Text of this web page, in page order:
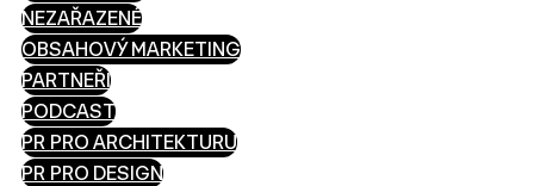
NEZAŘAZENÉ
OBSAHOVÝ MARKETING
PARTNEŘI
PODCAST
PR PRO ARCHITEKTURU
PR PRO DESIGN